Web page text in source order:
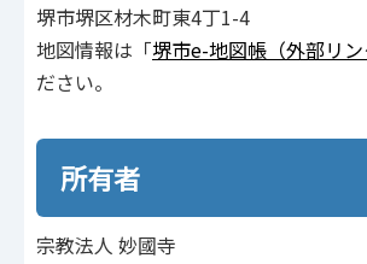
堺市堺区材木町東4丁1-4
地図情報は「堺市e-地図帳（外部リン
ださい。
所有者
宗教法人 妙國寺